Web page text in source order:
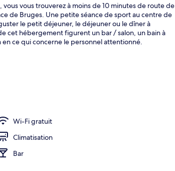
vous trouverez à moins de 10 minutes de route de
de Bruges. Une petite séance de sport au centre de
le petit déjeuner, le déjeuner ou le dîner à
cet hébergement figurent un bar / salon, un bain à
ce qui concerne le personnel attentionné.
Wi-Fi gratuit
Climatisation
Bar